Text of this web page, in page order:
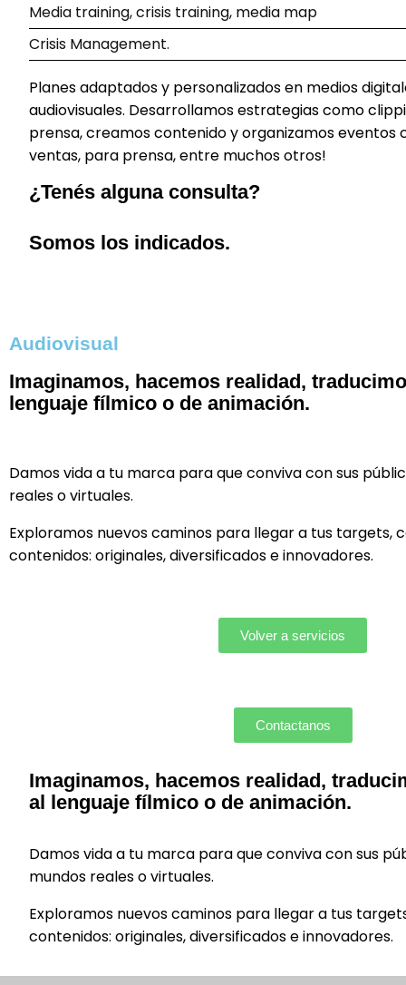
Media training, crisis training, media map
Crisis Management.
Planes adaptados y personalizados en medios
audiovisuales. Desarrollamos estrategias como
prensa, creamos contenido y organizamos eventos
ventas, para prensa, entre muchos otros!
¿Tenés alguna consulta?
Somos los indicados.
Audiovisual
Imaginamos, hacemos realidad,
lenguaje fílmico o de animación.
Damos vida a tu marca para que conviva con sus
reales o virtuales.
Exploramos nuevos caminos para llegar a tus targets,
contenidos: originales, diversificados e innovadores.
Volver a servicios
Contactanos
Imaginamos, hacemos realidad,
al lenguaje fílmico o de animación.
Damos vida a tu marca para que conviva con sus
mundos reales o virtuales.
Exploramos nuevos caminos para llegar a tus
contenidos: originales, diversificados e innovadores.